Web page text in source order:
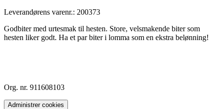
Leverandørens varenr.: 200373
Godbiter med urtesmak til hesten. Store, velsmakende biter som
hesten liker godt. Ha et par biter i lomma som en ekstra belønning!
Org. nr. 911608103
Administrer cookies